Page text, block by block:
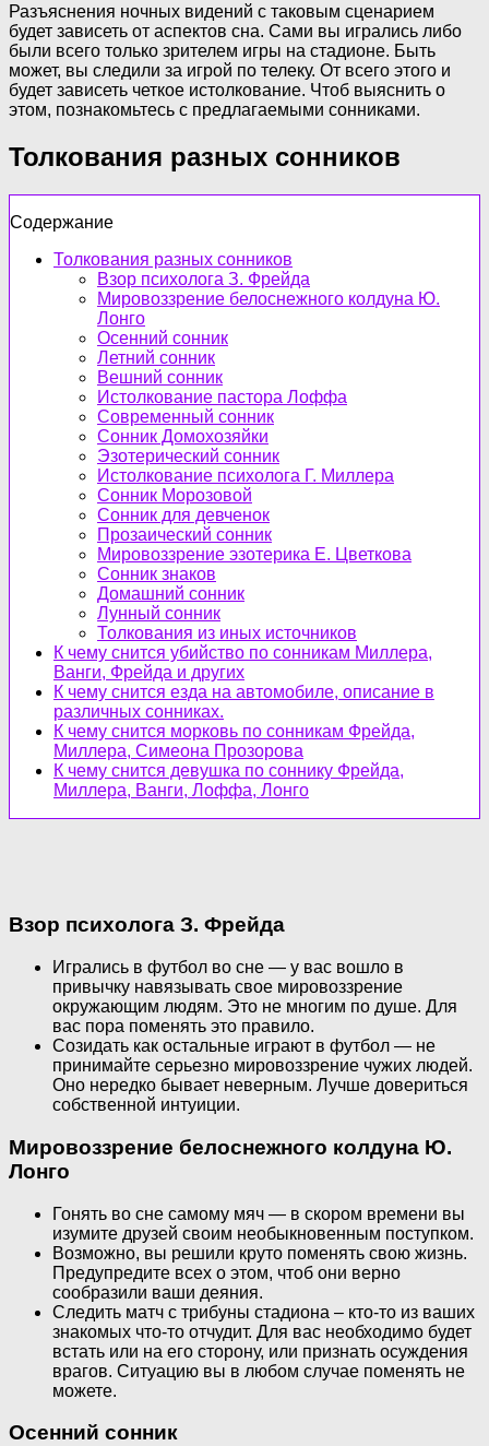
Разъяснения ночных видений с таковым сценарием
будет зависеть от аспектов сна. Сами вы игрались либо
были всего только зрителем игры на стадионе. Быть
может, вы следили за игрой по телеку. От всего этого и
будет зависеть четкое истолкование. Чтоб выяснить о
этом, познакомьтесь с предлагаемыми сонниками.
Толкования разных сонников
Содержание
Толкования разных сонников
Взор психолога З. Фрейда
Мировоззрение белоснежного колдуна Ю.
Лонго
Осенний сонник
Летний сонник
Вешний сонник
Истолкование пастора Лоффа
Современный сонник
Сонник Домохозяйки
Эзотерический сонник
Истолкование психолога Г. Миллера
Сонник Морозовой
Сонник для девченок
Прозаический сонник
Мировоззрение эзотерика Е. Цветкова
Сонник знаков
Домашний сонник
Лунный сонник
Толкования из иных источников
К чему снится убийство по сонникам Миллера,
Ванги, Фрейда и других
К чему снится езда на автомобиле, описание в
различных сонниках.
К чему снится морковь по сонникам Фрейда,
Миллера, Симеона Прозорова
К чему снится девушка по соннику Фрейда,
Миллера, Ванги, Лоффа, Лонго
Взор психолога З. Фрейда
Игрались в футбол во сне — у вас вошло в
привычку навязывать свое мировоззрение
окружающим людям. Это не многим по душе. Для
вас пора поменять это правило.
Созидать как остальные играют в футбол — не
принимайте серьезно мировоззрение чужих людей.
Оно нередко бывает неверным. Лучше довериться
собственной интуиции.
Мировоззрение белоснежного колдуна Ю.
Лонго
Гонять во сне самому мяч — в скором времени вы
изумите друзей своим необыкновенным поступком.
Возможно, вы решили круто поменять свою жизнь.
Предупредите всех о этом, чтоб они верно
сообразили ваши деяния.
Следить матч с трибуны стадиона – кто-то из ваших
знакомых что-то отчудит. Для вас необходимо будет
встать или на его сторону, или признать осуждения
врагов. Ситуацию вы в любом случае поменять не
можете.
Осенний сонник